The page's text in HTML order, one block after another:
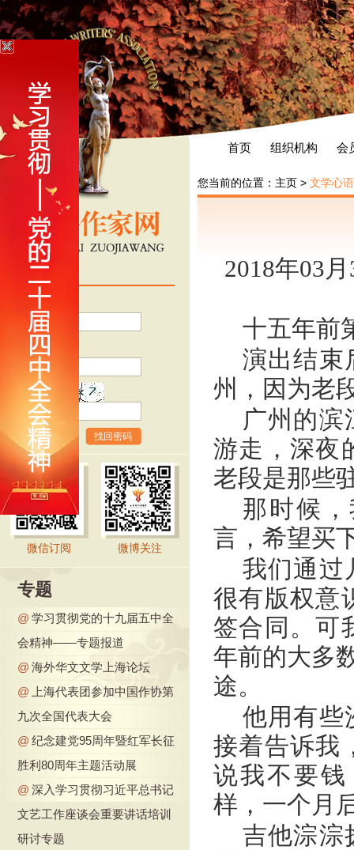
首页 组织机构 会
密 码
验证码
找回密码
微信订阅 微博关注
专题
@ 学习贯彻党的十九届五中全
会精神——专题报道
@ 海外华文文学上海论坛
@
上海代表团参加中国作协第
九次全国代表大会
@ 纪念建党95周年暨红军长征
胜利80周年主题活动展
@ 深入学习贯彻习近平总书记
文艺工作座谈会重要讲话培训
研讨专题
您当前的位置： 主页 > 文学心语
2018年03
十五年前
演出结束
州，因为老
广州的滨
游走，深夜
老段是那些
那时候
言，希望买
我们通过
很有版权意
签合同。可
年前的大多
途。
他用有些
接着告诉我
说我不要
样，一个月
吉他淙淙